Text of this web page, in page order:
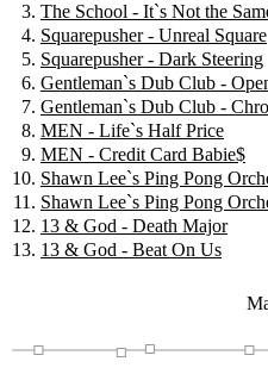
The School - It`s Not the
Squarepusher - Unreal Square
Squarepusher - Dark Steering
Gentleman`s Dub Club -
Gentleman`s Dub Club -
MEN - Life`s Half Price
MEN - Credit Card Babie$
Shawn Lee`s Ping Pong
Shawn Lee`s Ping Pong
13 & God - Death Major
13 & God - Beat On Us